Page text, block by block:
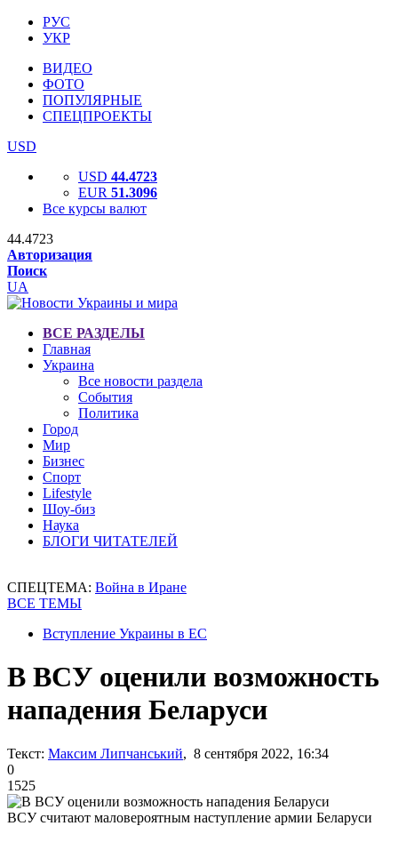
РУС
УКР
ВИДЕО
ФОТО
ПОПУЛЯРНЫЕ
СПЕЦПРОЕКТЫ
USD
USD 44.4723
EUR 51.3096
Все курсы валют
44.4723
Авторизация
Поиск
UA
ВСЕ РАЗДЕЛЫ
Главная
Украина
Все новости раздела
События
Политика
Город
Мир
Бизнес
Спорт
Lifestyle
Шоу-биз
Наука
БЛОГИ ЧИТАТЕЛЕЙ
СПЕЦТЕМА: Война в Иране
ВСЕ ТЕМЫ
Вступление Украины в ЕС
В ВСУ оценили возможность
нападения Беларуси
Текст: Максим Липчанський, 8 сентября 2022, 16:34
0
1525
ВСУ считают маловероятным наступление армии Беларуси